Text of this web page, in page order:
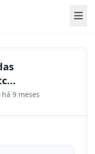
há 9 meses